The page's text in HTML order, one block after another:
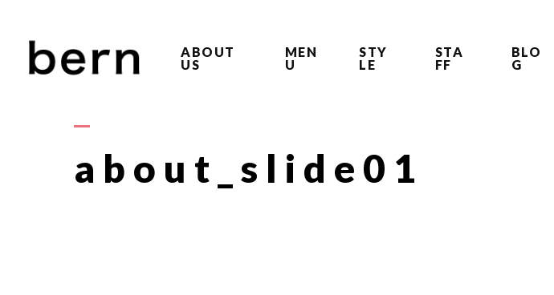
ABOUT
US
MEN
U
STY
LE
STA
FF
BLO
G
about_slide01